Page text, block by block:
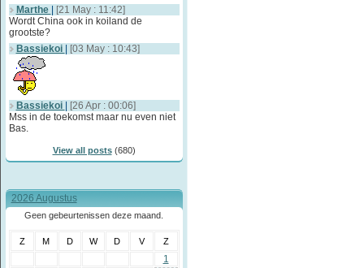
Marthe
[21 May : 11:42]
Wordt China ook in koiland de
grootste?
Bassiekoi
[03 May : 10:43]
Bassiekoi
[26 Apr : 00:06]
Mss in de toekomst maar nu even niet
Bas.
View all posts(680)
2026 Augustus
Geen gebeurtenissen deze maand.
Z M D W D V Z
1